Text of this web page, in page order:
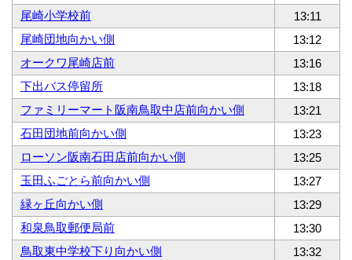
尾崎小学校前
13:11
尾崎団地向かい側
13:12
オークワ尾崎店前
13:16
下出バス停留所
13:18
ファミリーマート阪南鳥取中店前向かい側
13:21
石田団地前向かい側
13:23
ローソン阪南石田店前向かい側
13:25
玉田ふごとら前向かい側
13:27
緑ヶ丘向かい側
13:29
和泉鳥取郵便局前
13:30
鳥取東中学校下り向かい側
13:32